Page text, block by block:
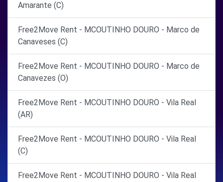
Amarante (C)
Free2Move Rent - MCOUTINHO DOURO - Marco de
Canaveses (C)
Free2Move Rent - MCOUTINHO DOURO - Marco de
Canavezes (O)
Free2Move Rent - MCOUTINHO DOURO - Vila Real
(AR)
Free2Move Rent - MCOUTINHO DOURO - Vila Real
(C)
Free2Move Rent - MCOUTINHO DOURO - Vila Real